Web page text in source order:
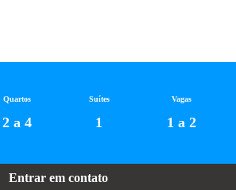
Entrar em contato
Quartos
2 a 4
Suítes
1
Vagas
1 a 2